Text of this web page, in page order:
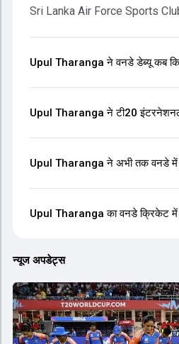
Sri Lanka Air Force Sports
Upul Tharanga ने वनडे डेब्यू कब
Upul Tharanga ने टी20 इंटरनेशनल
Upul Tharanga ने अभी तक वनडे में
Upul Tharanga का वनडे क्रिकेट में
न्यूज अपडेट्स